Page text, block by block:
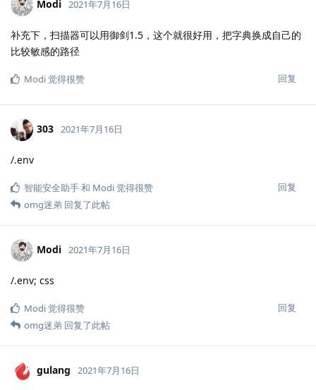
Modi 2021年7月16日
补充下，扫描器可以用御剑1.5，这个就很好用，把字典换成自己的
比较敏感的路径
回复
Modi觉得很赞
303 2021年7月16日
/.env
回复
智能安全助手和 Modi觉得很赞
omg迷弟 回复了此帖
Modi 2021年7月16日
/.env; css
回复
Modi觉得很赞
omg迷弟 回复了此帖
gulang 2021年7月16日